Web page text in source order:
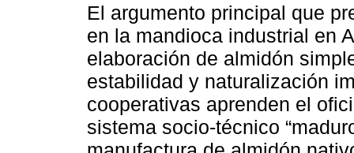
El argumento principal que
en la mandioca industrial en
elaboración de almidón
estabilidad y naturalización
cooperativas aprenden el
sistema socio-técnico